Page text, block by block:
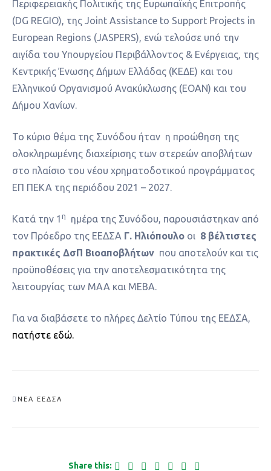
Περιφερειακής Πολιτικής της Ευρωπαϊκής Επιτροπής
(DG REGIO), της Joint Assistance to Support Projects in
European Regions (JASPERS), ενώ τελούσε υπό την
αιγίδα του Υπουργείου Περιβάλλοντος & Ενέργειας, της
Κεντρικής Ένωσης Δήμων Ελλάδας (ΚΕΔΕ) και του
Ελληνικού Οργανισμού Ανακύκλωσης (ΕΟΑΝ) και του
Δήμου Χανίων.
Το κύριο θέμα της Συνόδου ήταν η προώθηση της
ολοκληρωμένης διαχείρισης των στερεών αποβλήτων
στο πλαίσιο του νέου χρηματοδοτικού προγράμματος
ΕΠ ΠΕΚΑ της περιόδου 2021 – 2027.
Κατά την 1 η
ημέρα της Συνόδου, παρουσιάστηκαν από
τον Πρόεδρο της ΕΕΔΣΑ Γ. Ηλιόπουλο οι 8 βέλτιστες
πρακτικές ΔσΠ Βιοαποβλήτων που αποτελούν και τις
προϋποθέσεις για την αποτελεσματικότητα της
λειτουργίας των ΜΑΑ και ΜΕΒΑ.
Για να διαβάσετε το πλήρες Δελτίο Τύπου της ΕΕΔΣΑ,
πατήστε εδώ.
ΝΈΑ ΕΕΔΣΑ
Share this: